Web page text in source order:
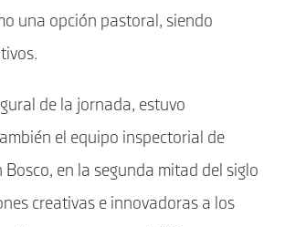
una opción pastoral, siendo
de la jornada, estuvo
el equipo inspectorial de
Bosco, en la segunda mitad del siglo
creativas e innovadoras a los